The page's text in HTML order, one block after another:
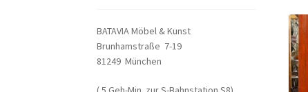
BATAVIA Möbel & Kunst
Brunhamstraße 7-19
81249 München